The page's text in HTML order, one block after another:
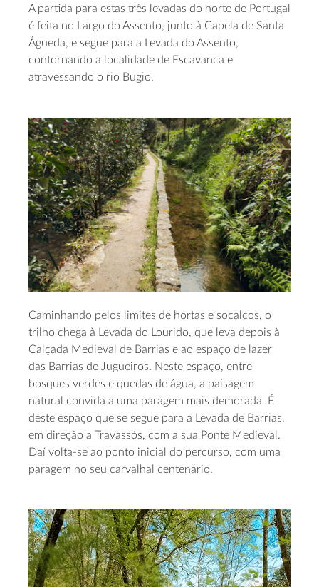
A partida para estas três levadas do norte de Portugal
é feita no Largo do Assento, junto à Capela de Santa
Águeda, e segue para a Levada do Assento,
contornando a localidade de Escavanca e
atravessando o rio Bugio.
Caminhando pelos limites de hortas e socalcos, o
trilho chega à Levada do Lourido, que leva depois à
Calçada Medieval de Barrias e ao espaço de lazer
das Barrias de Jugueiros. Neste espaço, entre
bosques verdes e quedas de água, a paisagem
natural convida a uma paragem mais demorada. É
deste espaço que se segue para a Levada de Barrias,
em direção a Travassós, com a sua Ponte Medieval.
Daí volta-se ao ponto inicial do percurso, com uma
paragem no seu carvalhal centenário.